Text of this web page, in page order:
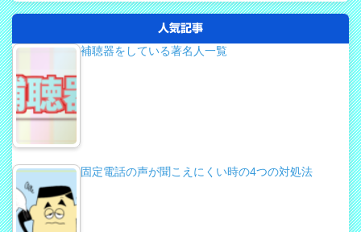
人気記事
補聴器をしている著名人一覧
固定電話の声が聞こえにくい時の4つの対処法